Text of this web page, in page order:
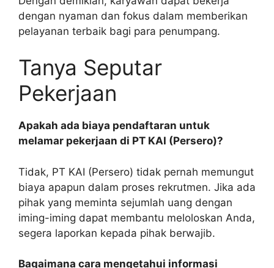
dengan nyaman dan fokus dalam memberikan
pelayanan terbaik bagi para penumpang.
Tanya Seputar
Pekerjaan
Apakah ada biaya pendaftaran untuk
melamar pekerjaan di PT KAI (Persero)?
Tidak, PT KAI (Persero) tidak pernah memungut
biaya apapun dalam proses rekrutmen. Jika ada
pihak yang meminta sejumlah uang dengan
iming-iming dapat membantu meloloskan Anda,
segera laporkan kepada pihak berwajib.
Bagaimana cara mengetahui informasi